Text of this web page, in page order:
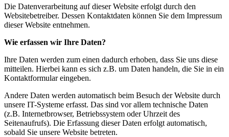
Die Datenverarbeitung auf dieser Website erfolgt durch den
Websitebetreiber. Dessen Kontaktdaten können Sie dem Impressum
dieser Website entnehmen.
Wie erfassen wir Ihre Daten?
Ihre Daten werden zum einen dadurch erhoben, dass Sie uns diese
mitteilen. Hierbei kann es sich z.B. um Daten handeln, die Sie in ein
Kontaktformular eingeben.
Andere Daten werden automatisch beim Besuch der Website durch
unsere IT-Systeme erfasst. Das sind vor allem technische Daten
(z.B. Internetbrowser, Betriebssystem oder Uhrzeit des
Seitenaufrufs). Die Erfassung dieser Daten erfolgt automatisch,
sobald Sie unsere Website betreten.